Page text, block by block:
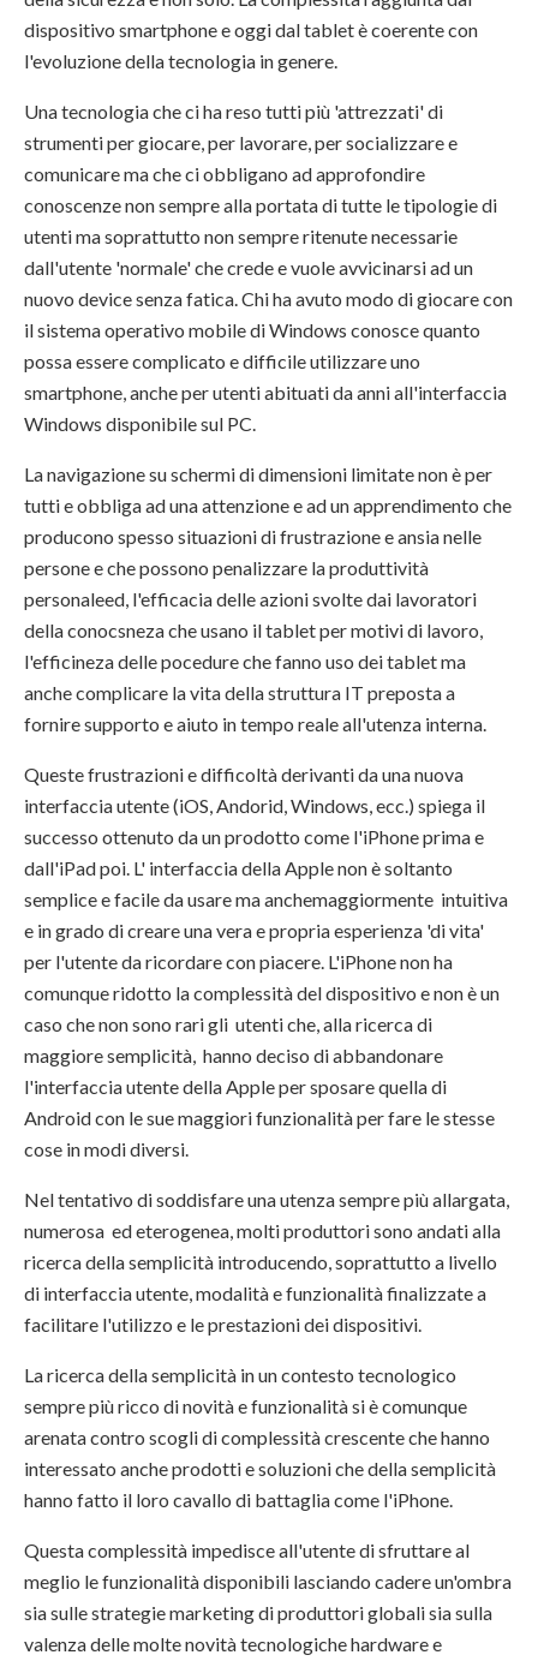
dispositivo smartphone e oggi dal tablet è coerente con
l'evoluzione della tecnologia in genere.
Una tecnologia che ci ha reso tutti più 'attrezzati' di
strumenti per giocare, per lavorare, per socializzare e
comunicare ma che ci obbligano ad approfondire
conoscenze non sempre alla portata di tutte le tipologie di
utenti ma soprattutto non sempre ritenute necessarie
dall'utente 'normale' che crede e vuole avvicinarsi ad un
nuovo device senza fatica. Chi ha avuto modo di giocare con
il sistema operativo mobile di Windows conosce quanto
possa essere complicato e difficile utilizzare uno
smartphone, anche per utenti abituati da anni all'interfaccia
Windows disponibile sul PC.
La navigazione su schermi di dimensioni limitate non è per
tutti e obbliga ad una attenzione e ad un apprendimento che
producono spesso situazioni di frustrazione e ansia nelle
persone e che possono penalizzare la produttività
personaleed, l'efficacia delle azioni svolte dai lavoratori
della conocsneza che usano il tablet per motivi di lavoro,
l'efficineza delle pocedure che fanno uso dei tablet ma
anche complicare la vita della struttura IT preposta a
fornire supporto e aiuto in tempo reale all'utenza interna.
Queste frustrazioni e difficoltà derivanti da una nuova
interfaccia utente (iOS, Andorid, Windows, ecc.) spiega il
successo ottenuto da un prodotto come l'iPhone prima e
dall'iPad poi. L' interfaccia della Apple non è soltanto
semplice e facile da usare ma anchemaggiormente intuitiva
e in grado di creare una vera e propria esperienza 'di vita'
per l'utente da ricordare con piacere. L'iPhone non ha
comunque ridotto la complessità del dispositivo e non è un
caso che non sono rari gli utenti che, alla ricerca di
maggiore semplicità, hanno deciso di abbandonare
l'interfaccia utente della Apple per sposare quella di
Android con le sue maggiori funzionalità per fare le stesse
cose in modi diversi.
Nel tentativo di soddisfare una utenza sempre più allargata,
numerosa ed eterogenea, molti produttori sono andati alla
ricerca della semplicità introducendo, soprattutto a livello
di interfaccia utente, modalità e funzionalità finalizzate a
facilitare l'utilizzo e le prestazioni dei dispositivi.
La ricerca della semplicità in un contesto tecnologico
sempre più ricco di novità e funzionalità si è comunque
arenata contro scogli di complessità crescente che hanno
interessato anche prodotti e soluzioni che della semplicità
hanno fatto il loro cavallo di battaglia come l'iPhone.
Questa complessità impedisce all'utente di sfruttare al
meglio le funzionalità disponibili lasciando cadere un'ombra
sia sulle strategie marketing di produttori globali sia sulla
valenza delle molte novità tecnologiche hardware e